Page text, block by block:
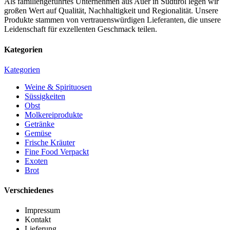
großen Wert auf Qualität, Nachhaltigkeit und Regionalität. Unsere
Produkte stammen von vertrauenswürdigen Lieferanten, die unsere
Leidenschaft für exzellenten Geschmack teilen.
Kategorien
Kategorien
Weine & Spirituosen
Süssigkeiten
Obst
Molkereiprodukte
Getränke
Gemüse
Frische Kräuter
Fine Food Verpackt
Exoten
Brot
Verschiedenes
Impressum
Kontakt